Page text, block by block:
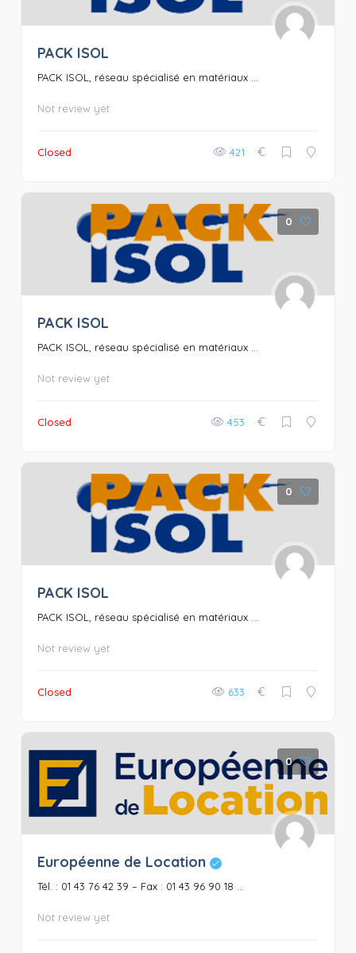
PACK ISOL
PACK ISOL, réseau spécialisé en matériaux ...
Not review yet
Closed 421 €
0
PACK ISOL
PACK ISOL, réseau spécialisé en matériaux ...
Not review yet
Closed 453 €
0
PACK ISOL
PACK ISOL, réseau spécialisé en matériaux ...
Not review yet
Closed 633 €
0
Européenne de Location
Tél. : 01 43 76 42 39 – Fax : 01 43 96 90 18 ...
Not review yet